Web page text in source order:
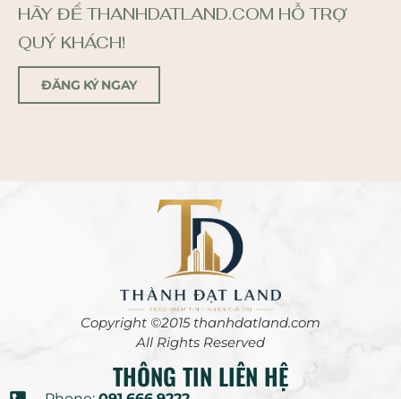
HÃY ĐỂ THANHDATLAND.COM HỖ TRỢ
QUÝ KHÁCH!
ĐĂNG KÝ NGAY
Copyright ©2015 thanhdatland.com
All Rights Reserved
THÔNG TIN LIÊN HỆ